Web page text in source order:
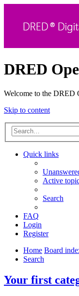
DRED
Welcome to the DRED
Skip to content
Quick links
Active
Search
FAQ
Login
Register
Home Board
Search
Your first